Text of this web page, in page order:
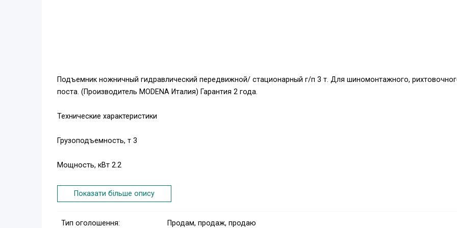
Подъемник ножничный гидравлический передвижной/ стационарный г/п 3 т. Для шиномонтажного,
поста. (Производитель МОDENA Италия) Гарантия 2 года.
Технические характеристики
Грузоподъемность, т 3
Мощность, кВт 2.2
Напряжение сети, В 220/380, 50 В, Гц
Показати більше опису
Тип оголошення:
Продам, продаж, продаю